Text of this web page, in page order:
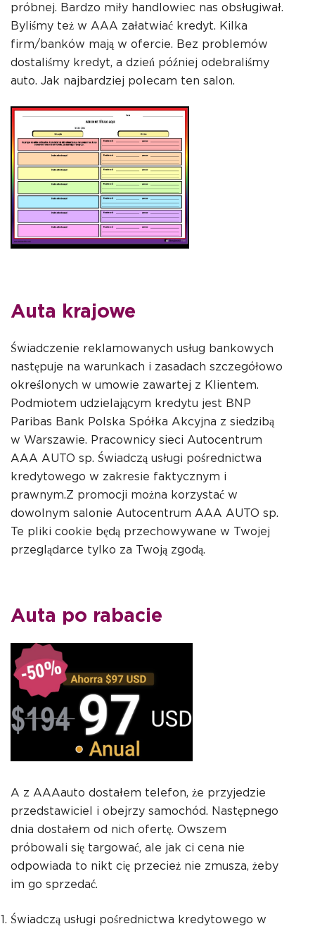
próbnej. Bardzo miły handlowiec nas obsługiwał.
Byliśmy też w AAA załatwiać kredyt. Kilka
firm/banków mają w ofercie. Bez problemów
dostaliśmy kredyt, a dzień później odebraliśmy
auto. Jak najbardziej polecam ten salon.
Auta krajowe
Świadczenie reklamowanych usług bankowych
następuje na warunkach i zasadach szczegółowo
określonych w umowie zawartej z Klientem.
Podmiotem udzielającym kredytu jest BNP
Paribas Bank Polska Spółka Akcyjna z siedzibą
w Warszawie. Pracownicy sieci Autocentrum
AAA AUTO sp. Świadczą usługi pośrednictwa
kredytowego w zakresie faktycznym i
prawnym.Z promocji można korzystać w
dowolnym salonie Autocentrum AAA AUTO sp.
Te pliki cookie będą przechowywane w Twojej
przeglądarce tylko za Twoją zgodą.
Auta po rabacie
A z AAAauto dostałem telefon, że przyjedzie
przedstawiciel i obejrzy samochód. Następnego
dnia dostałem od nich ofertę. Owszem
próbowali się targować, ale jak ci cena nie
odpowiada to nikt cię przecież nie zmusza, żeby
im go sprzedać.
Świadczą usługi pośrednictwa kredytowego w